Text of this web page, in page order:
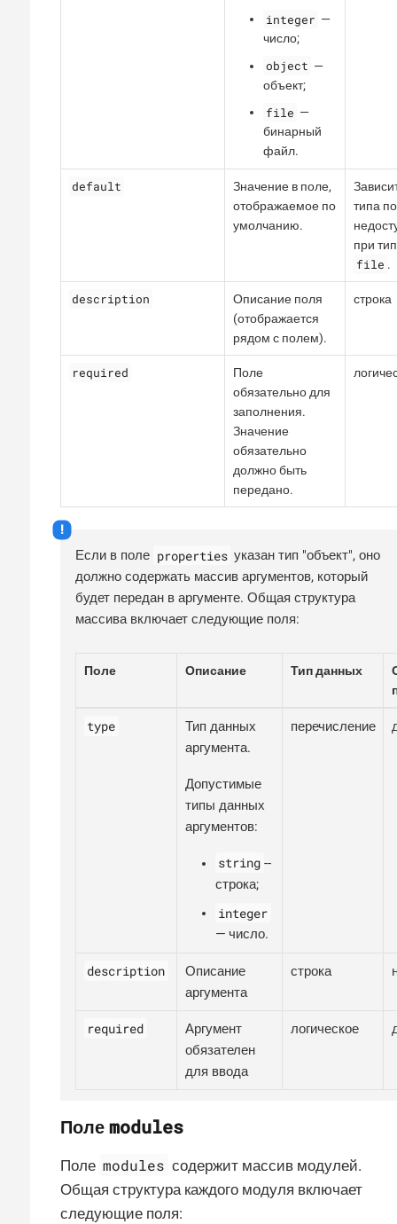
integer —
число;
object —
объект;
file —
бинарный
файл.
default
Значение в поле,
отображаемое по
умолчанию.
типа
при
file .
description
Описание поля
(отображается
рядом с полем).
строка
required
Поле
обязательно для
заполнения.
Значение
обязательно
должно быть
передано.
Если в поле properties указан тип "объект", оно
должно содержать массив аргументов, который
будет передан в аргументе. Общая структура
массива включает следующие поля:
Поле Описание Тип данных
type
Тип данных
аргумента.
Допустимые
типы данных
аргументов:
string --
строка;
integer
— число.
перечисление
description
Описание
аргумента
строка
required
Аргумент
обязателен
для ввода
логическое
Поле modules
Поле modules содержит массив модулей.
Общая структура каждого модуля включает
следующие поля: